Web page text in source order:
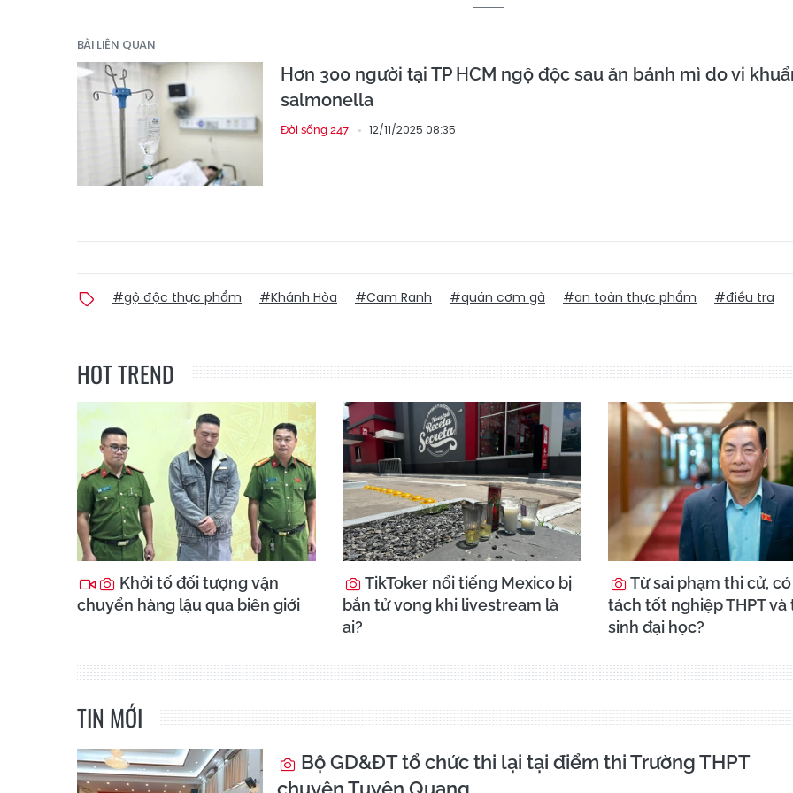
BÀI LIÊN QUAN
Hơn 300 người tại TP HCM ngộ độc sau ăn bánh mì do vi
salmonella
Đời sống 247 12/11/2025 08:35
#gộ độc thực phẩm #Khánh Hòa #Cam Ranh #quán cơm gà #an toàn thực phẩm #điều tra
HOT TREND
Khởi tố đối tượng vận
chuyển hàng lậu qua biên giới
TikToker nổi tiếng Mexico bị
bắn tử vong khi livestream là
ai?
Từ sai phạm thi cử,
tách tốt nghiệp THPT và
sinh đại học?
TIN MỚI
Bộ GD&ĐT tổ chức thi lại tại điểm thi Trường THPT